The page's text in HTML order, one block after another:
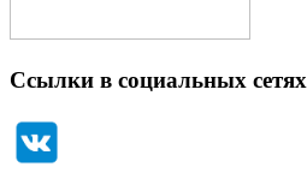
Ссылки в социальных сетях